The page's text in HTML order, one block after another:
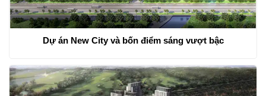
Dự án New City và bốn điểm sáng vượt bậc